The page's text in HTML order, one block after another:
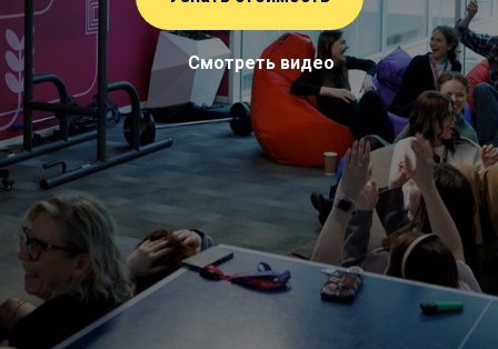
Смотреть видео